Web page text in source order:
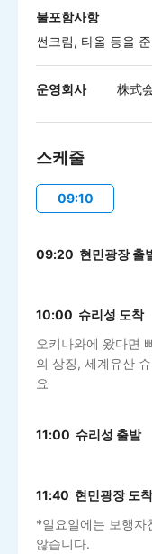
불포함사항
썬크림, 타올 등을
운영회사 株式
스케줄
09:10
09:20 현민광장 출
10:00 슈리성 도착
오키나와에 왔다면
의 상징, 세계유산
요
11:00 슈리성 출발
11:40 현민광장 도
*일요일에는 보행자
않습니다.